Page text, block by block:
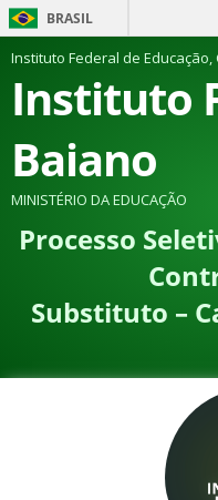
BRASIL
Instituto Federal de
Instituto
Baiano
MINISTÉRIO DA EDUCAÇÃO
Processo
Substituto –